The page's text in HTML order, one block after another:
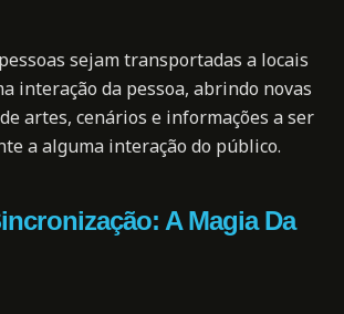
sejam transportadas a locais
interação da pessoa, abrindo novas
artes, cenários e informações a ser
a alguma interação do público.
A Magia Da